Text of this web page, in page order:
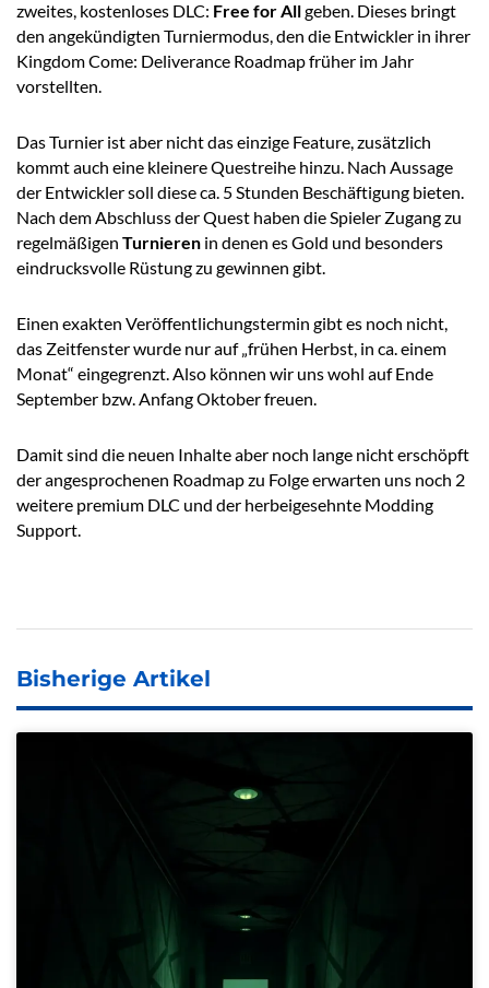
zweites, kostenloses DLC: Free for Allgeben. Dieses bringt
den angekündigten Turniermodus, den die Entwickler in ihrer
Kingdom Come: Deliverance Roadmap früher im Jahr
vorstellten.
Das Turnier ist aber nicht das einzige Feature, zusätzlich
kommt auch eine kleinere Questreihe hinzu. Nach Aussage
der Entwickler soll diese ca. 5 Stunden Beschäftigung bieten.
Nach dem Abschluss der Quest haben die Spieler Zugang zu
regelmäßigen Turnieren in denen es Gold und besonders
eindrucksvolle Rüstung zu gewinnen gibt.
Einen exakten Veröffentlichungstermin gibt es noch nicht,
das Zeitfenster wurde nur auf „frühen Herbst, in ca. einem
Monat“ eingegrenzt. Also können wir uns wohl auf Ende
September bzw. Anfang Oktober freuen.
Damit sind die neuen Inhalte aber noch lange nicht erschöpft
der angesprochenen Roadmap zu Folge erwarten uns noch 2
weitere premium DLC und der herbeigesehnte Modding
Support.
Bisherige Artikel